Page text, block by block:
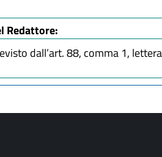
Redattore:
dall’art. 88, comma 1, lettera